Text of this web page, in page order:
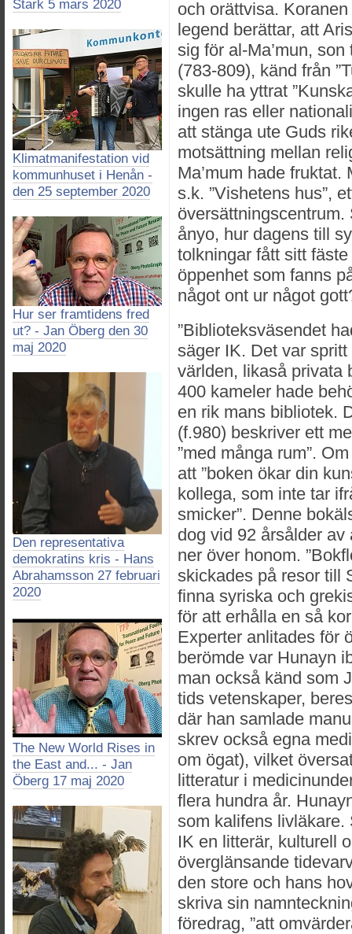
Stark 5 mars 2020
Klimatmanifestation vid
kommunhuset i Henån -
den 25 september 2020
Hur ser framtidens fred
ut? - Jan Öberg den 30
maj 2020
Den representativa
demokratins kris - Hans
Abrahamsson 27 februari
2020
The New World Rises in
the East and... - Jan
Öberg 17 maj 2020
och orättvisa.
legend berättar, att
sig för al-Ma’mun,
(783-809), känd från
skulle ha yttrat
ingen ras eller
att stänga ute Guds
motsättning mellan
Ma’mum hade
s.k. ”Vishetens hus”,
ånyo, hur dagens till
tolkningar fått sitt
öppenhet som fanns
något ont ur något
”Biblioteksväsendet
säger IK. Det var
världen, likaså privata
400 kameler hade
en rik mans bibliotek.
(f.980) beskriver ett
”med många rum”.
att ”boken ökar din
kollega, som inte tar
smicker”. Denne
dog vid 92 årsålder
ner över honom.
skickades på resor till
finna syriska och
för att erhålla en så
Experter anlitades för
berömde var Hunayn
man också känd som
tids vetenskaper,
där han samlade
skrev också egna
om ögat), vilket
litteratur i
flera hundra år.
som kalifens livläkare.
IK en litterär, kulturell
överglänsande
den store och hans
skriva sin
föredrag, ”att